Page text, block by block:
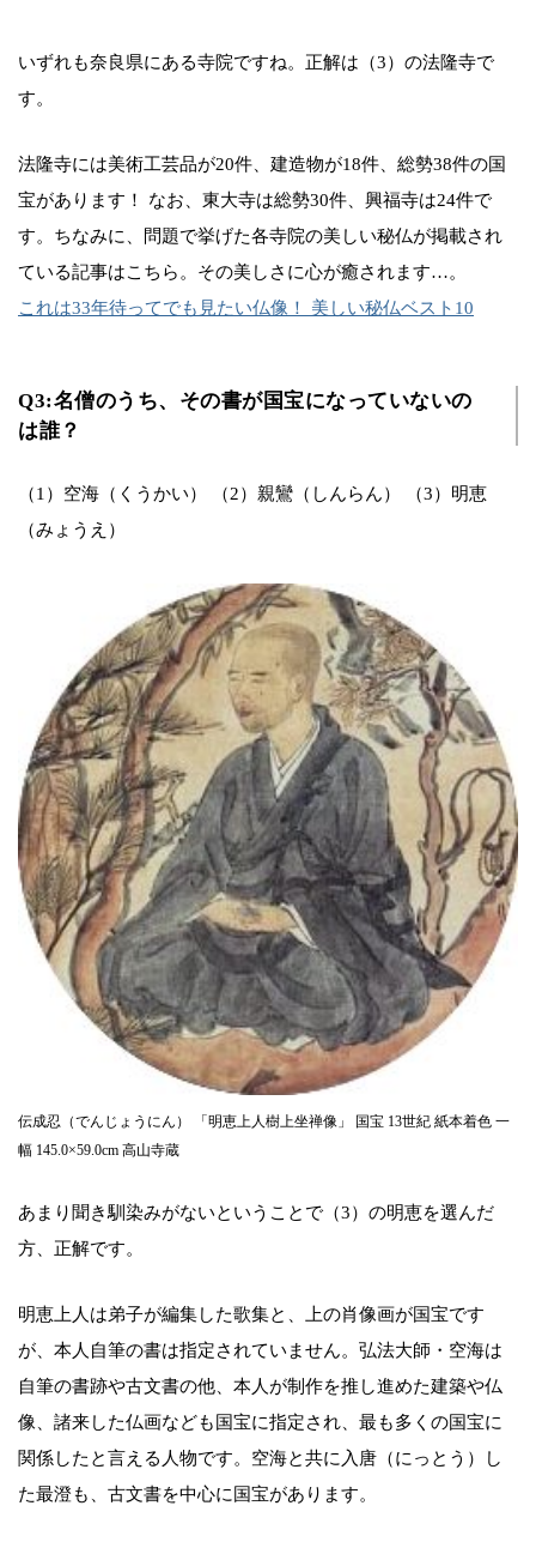
いずれも奈良県にある寺院ですね。正解は（3）の法隆寺で
す。
法隆寺には美術工芸品が20件、建造物が18件、総勢38件の国
宝があります！ なお、東大寺は総勢30件、興福寺は24件で
す。ちなみに、問題で挙げた各寺院の美しい秘仏が掲載され
ている記事はこちら。その美しさに心が癒されます…。
これは33年待ってでも見たい仏像！ 美しい秘仏ベスト10
Q3:名僧のうち、その書が国宝になっていないの
は誰？
（1）空海（くうかい） （2）親鸞（しんらん） （3）明恵
（みょうえ）
伝成忍（でんじょうにん） 「明恵上人樹上坐禅像」 国宝 13世紀 紙本着色 一
幅 145.0×59.0cm 高山寺蔵
あまり聞き馴染みがないということで（3）の明恵を選んだ
方、正解です。
明恵上人は弟子が編集した歌集と、上の肖像画が国宝です
が、本人自筆の書は指定されていません。弘法大師・空海は
自筆の書跡や古文書の他、本人が制作を推し進めた建築や仏
像、諸来した仏画なども国宝に指定され、最も多くの国宝に
関係したと言える人物です。空海と共に入唐（にっとう）し
た最澄も、古文書を中心に国宝があります。